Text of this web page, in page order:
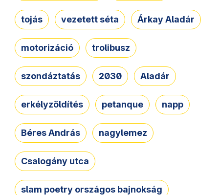
tojás vezetett séta Árkay Aladár
motorizáció trolibusz
szondáztatás 2030 Aladár
erkélyzöldítés petanque napp
Béres András nagylemez
Csalogány utca
slam poetry országos bajnokság